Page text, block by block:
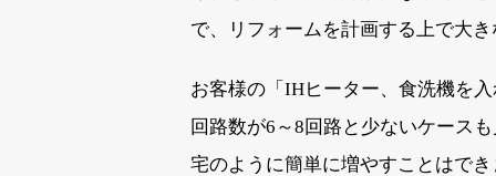
で、リフォームを計画する上で大
お客様の「IHヒーター、食洗機を
回路数が6～8回路と少ないケース
宅のように簡単に増やすことはで